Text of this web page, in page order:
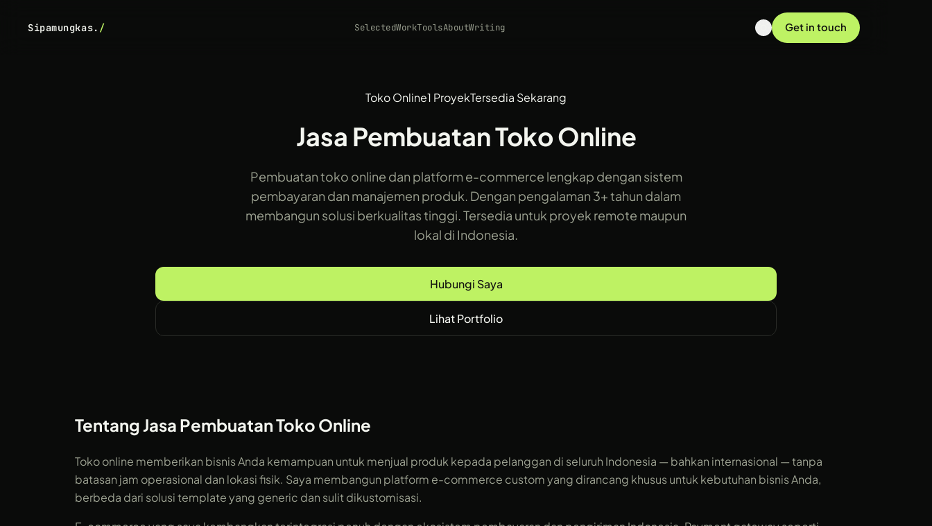
Sipamungkas. / SelectedWorkToolsAboutWriting Get in touch
Toko Online1 ProyekTersedia Sekarang
Jasa Pembuatan Toko Online
Pembuatan toko online dan platform e-commerce lengkap dengan sistem
pembayaran dan manajemen produk. Dengan pengalaman 3+ tahun dalam
membangun solusi berkualitas tinggi. Tersedia untuk proyek remote maupun
lokal di Indonesia.
Hubungi Saya
Lihat Portfolio
Tentang Jasa Pembuatan Toko Online
Toko online memberikan bisnis Anda kemampuan untuk menjual produk kepada pelanggan di seluruh Indonesia — bahkan internasional — tanpa
batasan jam operasional dan lokasi fisik. Saya membangun platform e-commerce custom yang dirancang khusus untuk kebutuhan bisnis Anda,
berbeda dari solusi template yang generic dan sulit dikustomisasi.